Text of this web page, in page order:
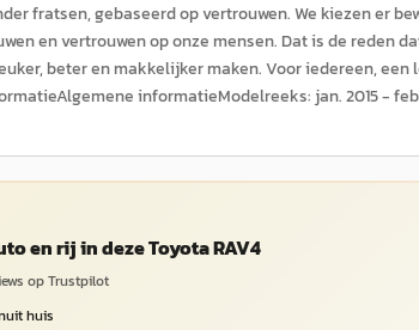
fratsen, gebaseerd op vertrouwen. We kiezen er
en vertrouwen op onze mensen. Dat is de reden
beter en makkelijker maken. Voor iedereen,
informatieModelreeks: jan. 2015 -
en rij in deze Toyota RAV4
op Trustpilot
huis